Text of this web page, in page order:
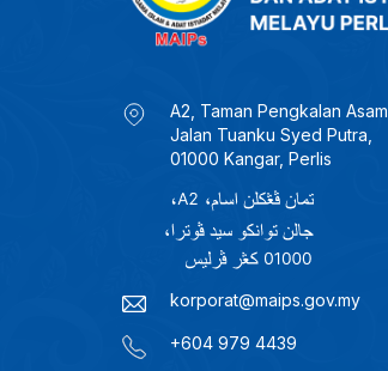
A2, Taman Pengkalan Asam,
Jalan Tuanku Syed Putra,
01000 Kangar, Perlis
korporat@maips.gov.my
+604 979 4439